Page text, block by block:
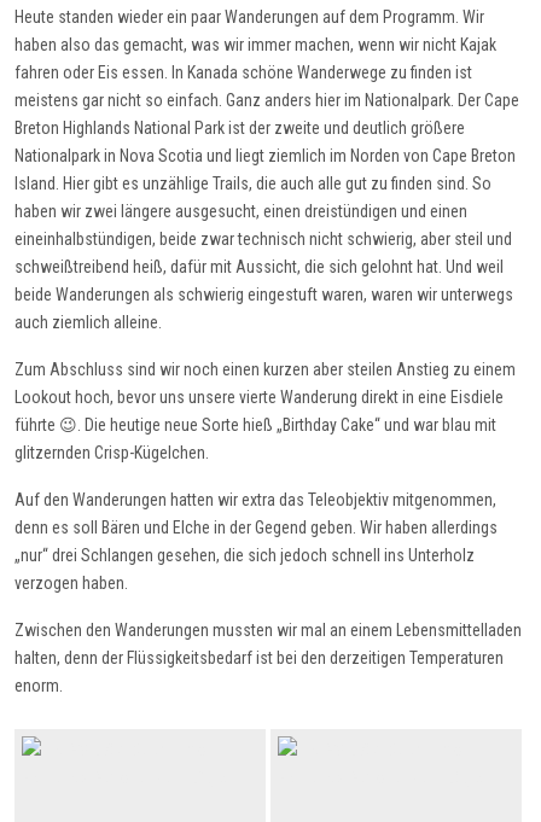
Heute standen wieder ein paar Wanderungen auf dem Programm. Wir
haben also das gemacht, was wir immer machen, wenn wir nicht Kajak
fahren oder Eis essen. In Kanada schöne Wanderwege zu finden ist
meistens gar nicht so einfach. Ganz anders hier im Nationalpark. Der Cape
Breton Highlands National Park ist der zweite und deutlich größere
Nationalpark in Nova Scotia und liegt ziemlich im Norden von Cape Breton
Island. Hier gibt es unzählige Trails, die auch alle gut zu finden sind. So
haben wir zwei längere ausgesucht, einen dreistündigen und einen
eineinhalbstündigen, beide zwar technisch nicht schwierig, aber steil und
schweißtreibend heiß, dafür mit Aussicht, die sich gelohnt hat. Und weil
beide Wanderungen als schwierig eingestuft waren, waren wir unterwegs
auch ziemlich alleine.
Zum Abschluss sind wir noch einen kurzen aber steilen Anstieg zu einem
Lookout hoch, bevor uns unsere vierte Wanderung direkt in eine Eisdiele
führte 😉. Die heutige neue Sorte hieß „Birthday Cake“ und war blau mit
glitzernden Crisp-Kügelchen.
Auf den Wanderungen hatten wir extra das Teleobjektiv mitgenommen,
denn es soll Bären und Elche in der Gegend geben. Wir haben allerdings
„nur“ drei Schlangen gesehen, die sich jedoch schnell ins Unterholz
verzogen haben.
Zwischen den Wanderungen mussten wir mal an einem Lebensmittelladen
halten, denn der Flüssigkeitsbedarf ist bei den derzeitigen Temperaturen
enorm.